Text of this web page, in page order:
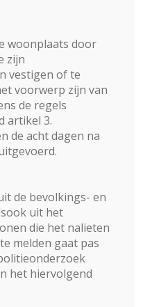
woonplaats door
zijn
vestigen of te
voorwerp zijn van
de regels
artikel 3.
de acht dagen na
de bevolkings- en
uit het
die het nalieten
melden gaat pas
het hiervolgend